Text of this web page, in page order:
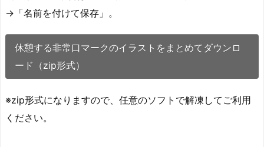
→「名前を付けて保存」。
休憩する非常口マークのイラストをまとめてダウンロ
ード（zip形式）
※zip形式になりますので、任意のソフトで解凍してご利用
ください。